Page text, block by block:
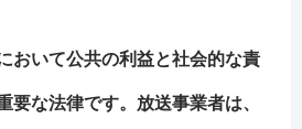
おいて公共の利益と社会的な責
要な法律です。放送事業者は、